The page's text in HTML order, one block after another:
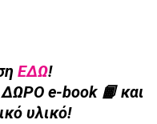
ΕΔΩ!
e-book 📙 και
υλικό!